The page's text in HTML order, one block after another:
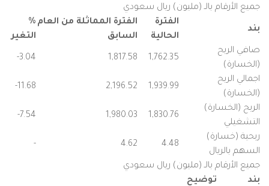
جميع الأرقام بالـ (مليون) ريال سعودي
بند
الفترة
الحالية
الفترة المماثلة من العام
السابق
%
التغير
صافي الربح
(الخسارة)
1,762.35
1,817.58
3.04-
اجمالي الربح
(الخسارة)
1,939.99
2,196.52
11.68-
الربح (الخسارة)
التشغيلي
1,830.76
1,980.03
7.54-
ربحية (خسارة)
السهم بالريال
4.48
4.62
-
جميع الأرقام بالـ (مليون) ريال سعودي
بند
توضيح